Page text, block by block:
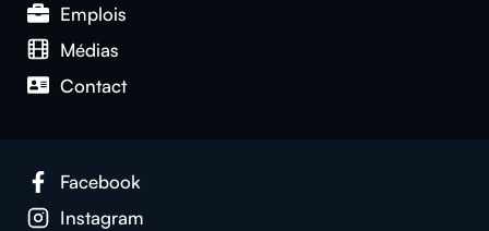
Emplois
Médias
Contact
Facebook
Instagram